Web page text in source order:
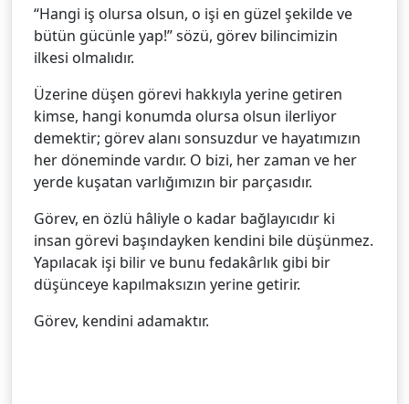
“Hangi iş olursa olsun, o işi en güzel şekilde ve
bütün gücünle yap!” sözü, görev bilincimizin
ilkesi olmalıdır.
Üzerine düşen görevi hakkıyla yerine getiren
kimse, hangi konumda olursa olsun ilerliyor
demektir; görev alanı sonsuzdur ve hayatımızın
her döneminde vardır. O bizi, her zaman ve her
yerde kuşatan varlığımızın bir parçasıdır.
Görev, en özlü hâliyle o kadar bağlayıcıdır ki
insan görevi başındayken kendini bile düşünmez.
Yapılacak işi bilir ve bunu fedakârlık gibi bir
düşünceye kapılmaksızın yerine getirir.
Görev, kendini adamaktır.